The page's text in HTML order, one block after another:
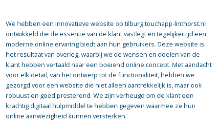
We hebben een innovatieve website op tilburg.touchapp-linthorst.nl
ontwikkeld die de essentie van de klant vastlegt en tegelijkertijd een
moderne online ervaring biedt aan hun gebruikers. Deze website is
het resultaat van overleg, waarbij we de wensen en doelen van de
klant hebben vertaald naar een boeiend online concept. Met aandacht
voor elk detail, van het ontwerp tot de functionaliteit, hebben we
gezorgd voor een website die niet alleen aantrekkelijk is, maar ook
robuust en goed presterend. We zijn verheugd om de klant een
krachtig digitaal hulpmiddel te hebben gegeven waarmee ze hun
online aanwezigheid kunnen versterken.